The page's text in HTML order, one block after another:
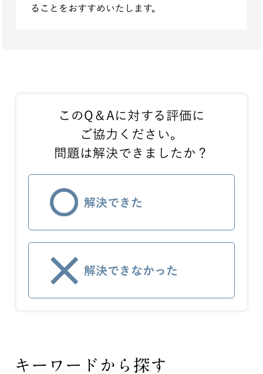
ることをおすすめいたします。
このQ＆Aに対する評価に
ご協力ください。
問題は解決できましたか？
解決できた
解決できなかった
キーワードから探す